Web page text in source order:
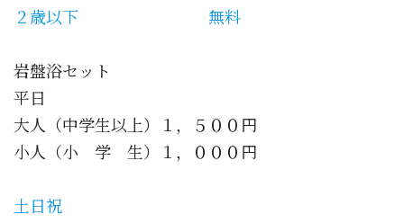
２歳以下 無料
岩盤浴セット
平日
大人（中学生以上）１，５００円
小人（小 学 生）１，０００円
土日祝